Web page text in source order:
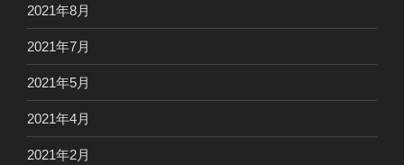
2021年8月
2021年7月
2021年5月
2021年4月
2021年2月